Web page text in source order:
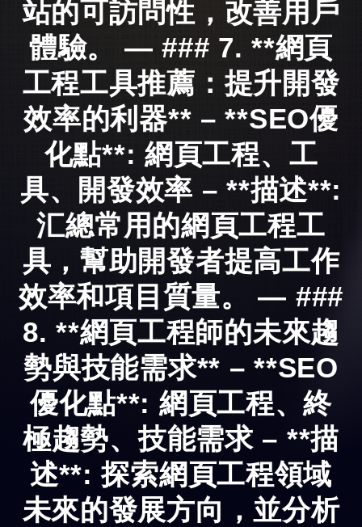
站的可訪問性，改善用戶
體驗。 — ### 7. **網頁
工程工具推薦：提升開發
效率的利器** – **SEO優
化點**: 網頁工程、工
具、開發效率 – **描述**:
汇總常用的網頁工程工
具，幫助開發者提高工作
效率和項目質量。 — ###
8. **網頁工程師的未來趨
勢與技能需求** – **SEO
優化點**: 網頁工程、終
極趨勢、技能需求 – **描
述**: 探索網頁工程領域
未來的發展方向，並分析